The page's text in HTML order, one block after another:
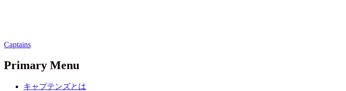
Captains
Primary Menu
キャプテンズとは